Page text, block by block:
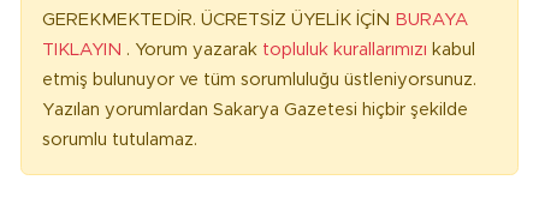
GEREKMEKTEDİR. ÜCRETSİZ ÜYELİK İÇİN BURAYA
TIKLAYIN . Yorum yazarak topluluk kurallarımızı kabul
etmiş bulunuyor ve tüm sorumluluğu üstleniyorsunuz.
Yazılan yorumlardan Sakarya Gazetesi hiçbir şekilde
sorumlu tutulamaz.